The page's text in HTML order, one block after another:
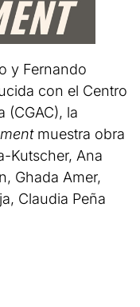
y Fernando
con el Centro
(CGAC), la
muestra obra
Kutscher, Ana
Ghada Amer,
Claudia Peña